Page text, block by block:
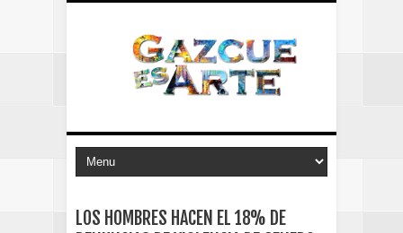
LOS HOMBRES HACEN EL 18% DE